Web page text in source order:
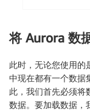
将 Aurora 数
此时，无论您使用的
中现在都有一个数据
此，我们首先必须将
数据。要加载数据，